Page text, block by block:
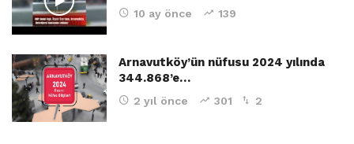
10 ay önce 139
Arnavutköy’ün nüfusu 2024 yılında
344.868’e…
2 yıl önce 301 2